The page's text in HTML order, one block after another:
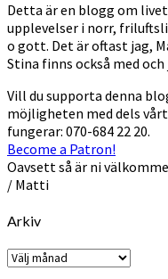
Detta är en blogg om
upplevelser i norr,
o gott. Det är oftast jag,
Stina finns också med
Vill du supporta denna
möjligheten med dels
fungerar: 070-684 22 20.
Become a Patron!
Oavsett så är ni
/ Matti
Arkiv
Arkiv